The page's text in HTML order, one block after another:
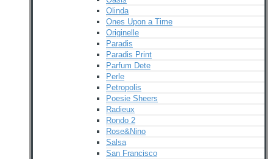
Olinda
Ones Upon a Time
Originelle
Paradis
Paradis Print
Parfum Dete
Perle
Petropolis
Poesie Sheers
Radieux
Rondo 2
Rose&Nino
Salsa
San Francisco